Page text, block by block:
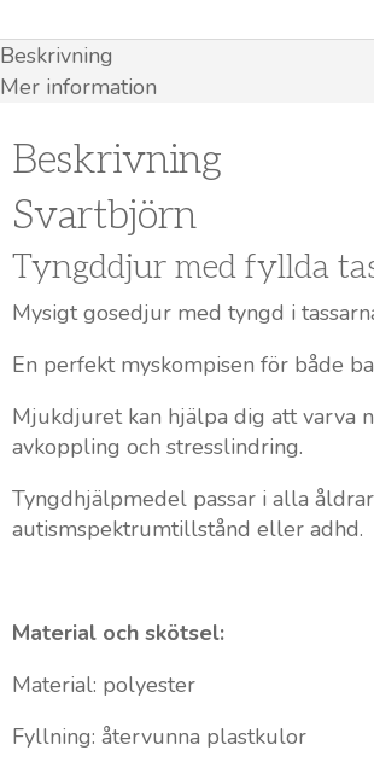
Beskrivning
Mer information
Beskrivning
Svartbjörn
Tyngddjur med fyllda
Mysigt gosedjur med tyngd i
En perfekt myskompisen för både
Mjukdjuret kan hjälpa dig att varva
avkoppling och stresslindring.
Tyngdhjälpmedel passar i alla
autismspektrumtillstånd eller adhd.
Material och skötsel:
Material: polyester
Fyllning: återvunna plastkulor